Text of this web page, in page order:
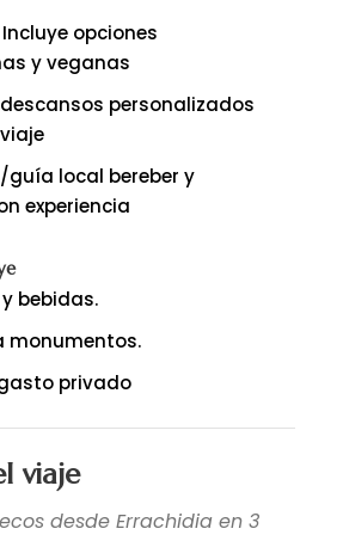
opciones
y veganas
personalizados
local bereber y
experiencia
bebidas.
monumentos.
privado
viaje
desde Errachidia en 3